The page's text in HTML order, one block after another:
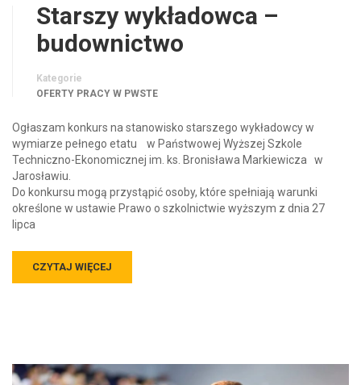
Starszy wykładowca –
budownictwo
Kategorie
OFERTY PRACY W PWSTE
Ogłaszam konkurs na stanowisko starszego wykładowcy w
wymiarze pełnego etatu w Państwowej Wyższej Szkole
Techniczno-Ekonomicznej im. ks. Bronisława Markiewicza w
Jarosławiu.
Do konkursu mogą przystąpić osoby, które spełniają warunki
określone w ustawie Prawo o szkolnictwie wyższym z dnia 27
lipca
CZYTAJ WIĘCEJ